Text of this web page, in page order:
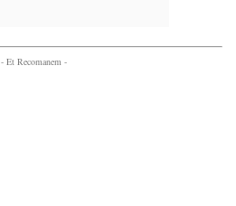
- Et Recomanem -